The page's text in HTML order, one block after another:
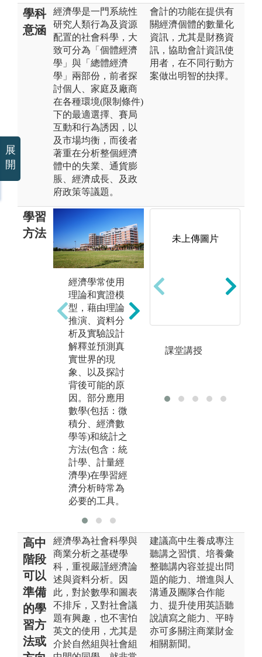
學科
意涵
經濟學是一門系統性
研究人類行為及資源
配置的社會科學，大
致可分為「個體經濟
學」與「總體經濟
學」兩部份，前者探
討個人、家庭及廠商
在各種環境(限制條件)
下的最適選擇、賽局
互動和行為誘因，以
及市場均衡，而後者
著重在分析整個經濟
體中的失業、通貨膨
脹、經濟成長、及政
府政策等議題。
會計的功能在提供有
關經濟個體的數量化
資訊，尤其是財務資
訊，協助會計資訊使
用者，在不同行動方
案做出明智的抉擇。
學習
方法
經濟學常使用
理論和實證模
型，藉由理論
推演、資料分
析及實驗設計
解釋並預測真
實世界的現
象、以及探討
背後可能的原
因。部分應用
數學(包括：微
積分、經濟數
學等)和統計之
方法(包含：統
計學、計量經
濟學)在學習經
濟分析時常為
必要的工具。
日益重要，撰
濟議題的能力
未上傳圖片
課堂講授
高中
階段
可以
準備
的學
習方
法或
經濟學為社會科學與
商業分析之基礎學
科，重視嚴謹經濟論
述與資料分析。因
此，對於數學和圖表
不排斥，又對社會議
題有興趣，也不害怕
英文的使用，尤其是
介於自然組與社會組
建議高中生養成專注
聽講之習慣、培養彙
整聽講內容並提出問
題的能力、增進與人
溝通及團隊合作能
力、提升使用英語聽
說讀寫之能力、平時
亦可多關注商業財金
相關新聞。
展
開